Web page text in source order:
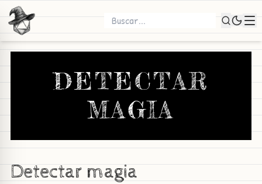
DETECTAR
MAGIA
Detectar magia